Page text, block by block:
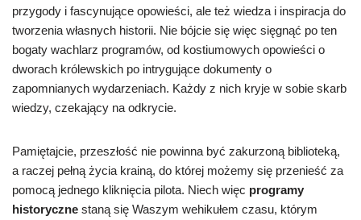
przygody i fascynujące opowieści, ale też wiedza i inspiracja do
tworzenia własnych historii. Nie bójcie się więc sięgnąć po ten
bogaty wachlarz programów, od kostiumowych opowieści o
dworach królewskich po intrygujące dokumenty o
zapomnianych wydarzeniach. Każdy z nich kryje w sobie skarb
wiedzy, czekający na odkrycie.
Pamiętajcie, przeszłość nie powinna być zakurzoną biblioteką,
a raczej pełną życia krainą, do której możemy się przenieść za
pomocą jednego kliknięcia pilota. Niech więc programy
historyczne staną się Waszym wehikułem czasu, którym